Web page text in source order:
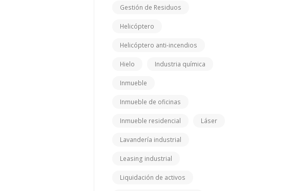
Gestión de Residuos
Helicóptero
Helicóptero anti-incendios
Hielo Industria química
Inmueble
Inmueble de oficinas
Inmueble residencial Láser
Lavandería industrial
Leasing industrial
Liquidación de activos